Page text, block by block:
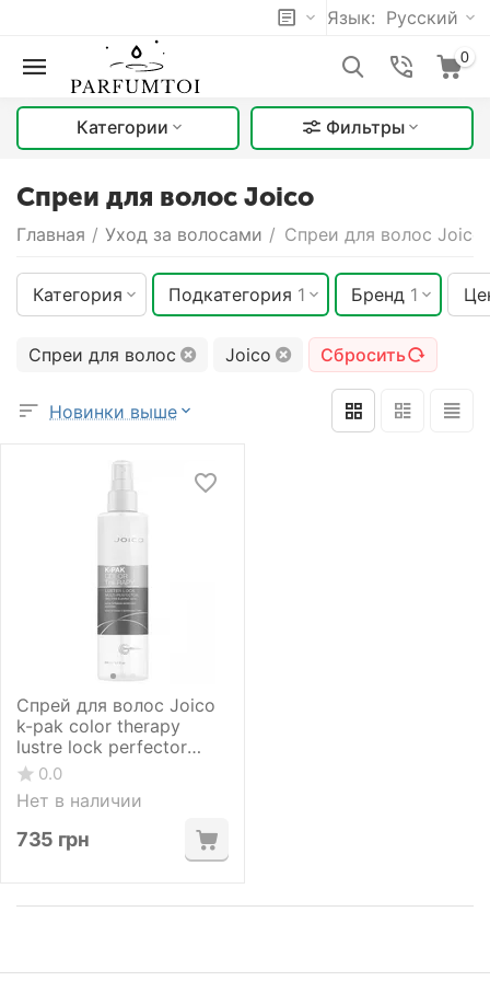
Язык: Русский
0
Категории Фильтры
Спреи для волос Joico
Главная / Уход за волосами / Спреи для волос Joico
Категория Подкатегория 1 Бренд 1
Спреи для волос Joico Сбросить
Новинки выше
Спрей для волос Joico
k-pak color therapy
lustre lock perfector
spray 200мл
0.0
Нет в наличии
735 грн